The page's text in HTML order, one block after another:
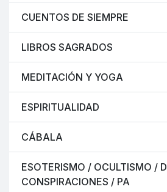
CUENTOS DE SIEMPRE
LIBROS SAGRADOS
MEDITACIÓN Y YOGA
ESPIRITUALIDAD
CÁBALA
ESOTERISMO / OCULTISMO /
CONSPIRACIONES / PA